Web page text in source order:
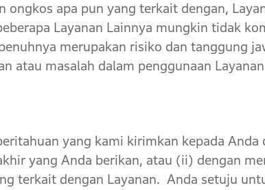
ongkos apa pun yang terkait dengan,
Layanan Lainnya mungkin tidak
merupakan risiko dan tanggung
atau masalah dalam penggunaan
yang kami kirimkan kepada Anda
yang Anda berikan, atau (ii) dengan
terkait dengan Layanan. Anda setuju